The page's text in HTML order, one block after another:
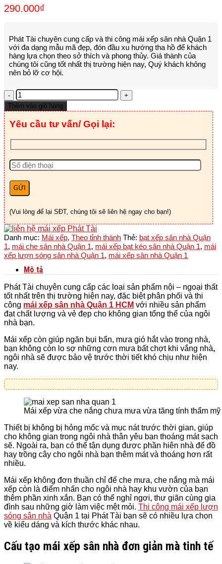
290.000₫
Phát Tài chuyên cung cấp và thi công mái xếp sân nhà Quận 1
với đa dạng mẫu mã đẹp, đón đầu xu hướng tha hồ để khách
hàng lựa chọn theo sở thích và phong thủy. Giá thành của
chúng tôi cũng tốt nhất thị trường hiện nay, Quý khách không
nên bỏ lỡ cơ hội.
Mái
xếp
sân
nhà
Quận
1
số
lượng
Thêm vào giỏ hàng
Yêu cầu tư vấn/ Gọi lại:
(Vui lòng để lại SĐT, chúng tôi sẽ liên hệ ngay cho bạn!)
Danh mục: Mái xếp, Theo tỉnh thành Thẻ: bạt xếp sân nhà Quận
1, mái che sân nhà Quận 1, mái xếp bạt kéo sân nhà Quận 1, mái
xếp lượn sóng sân nhà Quận 1, mái xếp sân nhà Quận 1
Mô tả
Phát Tài chuyên cung cấp các loại sản phẩm nội – ngoại thất
tốt nhất trên thị trường hiện nay, đặc biệt phân phối và thi
công mái xếp sân nhà Quận 1 HCM với nhiều sản phẩm
đạt chất lượng và vẻ đẹp cho không gian tổng thể của ngôi
nhà bạn.
Mái xếp còn giúp ngăn bụi bẩn, mưa gió hắt vào trong nhà,
bạn không còn lo sợ những cơn mưa bất chợt khi vắng nhà,
ngôi nhà sẽ được bảo vệ trước thời tiết khó chịu như hiện
nay.
Mái xếp vừa che nắng chưa mưa vừa tăng tính thẩm
Thiết bị không bị hỏng mốc và mục nát trước thời gian, giúp
cho không gian trong ngôi nhà thân yêu bạn thoáng mát sạch
sẽ. Ngoài ra, bạn có thể tận dụng được phần hiên nhà để đồ
hay trồng cây cho ngôi nhà bạn thêm mát và thoáng hơn rất
nhiều.
Mái xếp không đơn thuần chỉ để che mưa, che nắng mà mái
xếp còn là điểm nhấn cho ngôi nhà hay khu vườn của bạn
thêm phần xinh xắn. Bạn có thể nghỉ ngơi, thư giãn cùng gia
đình sau những giờ làm việc mệt mỏi. Thi công mái xếp lượn
sóng sân nhà Quận 1 tại Phát Tài bạn sẽ có nhiều lựa chọn
về kiểu dáng và kích thước khác nhau.
Cấu tạo mái xếp sân nhà đơn giản mà tinh tế